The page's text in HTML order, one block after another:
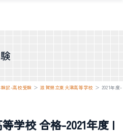
記-高校受験 ＞滋賀県立東大津高等学校 ＞ 2021年度-
学校 合格-2021年度 |